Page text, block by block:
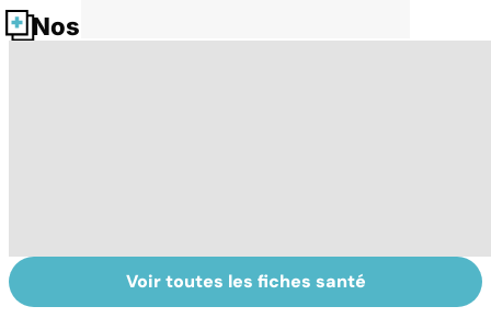
Nos fiches santé
Narcolepsie : des
crises de
Bien dormir,
mais... sans
Voir toutes les fiches santé